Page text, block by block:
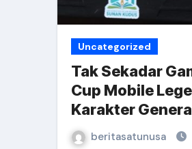
Uncategorized
Tak Sekadar
Cup Mobile
Karakter
beritasatunusa